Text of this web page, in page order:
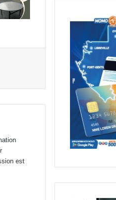
est
élèves,
en